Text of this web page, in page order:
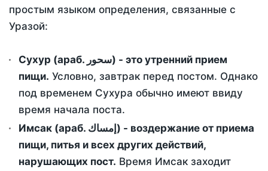
простым языком определения, связанные с
Уразой:
Сухур (араб. سحور) - это утренний прием
пищи. Условно, завтрак перед постом. Однако
под временем Сухура обычно имеют ввиду
время начала поста.
Имсак (араб. إمساك) - воздержание от приема
пищи, питья и всех других действий,
нарушающих пост. Время Имсак заходит